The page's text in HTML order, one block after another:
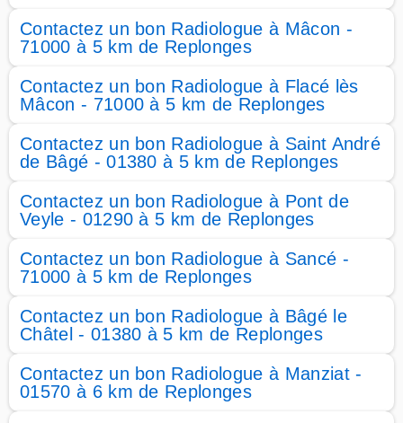
Contactez un bon Radiologue à Mâcon -
71000 à 5 km de Replonges
Contactez un bon Radiologue à Flacé lès
Mâcon - 71000 à 5 km de Replonges
Contactez un bon Radiologue à Saint André
de Bâgé - 01380 à 5 km de Replonges
Contactez un bon Radiologue à Pont de
Veyle - 01290 à 5 km de Replonges
Contactez un bon Radiologue à Sancé -
71000 à 5 km de Replonges
Contactez un bon Radiologue à Bâgé le
Châtel - 01380 à 5 km de Replonges
Contactez un bon Radiologue à Manziat -
01570 à 6 km de Replonges